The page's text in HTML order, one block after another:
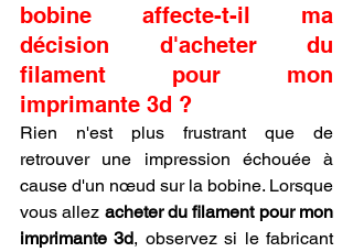
bobine affecte-t-il ma
décision d'acheter du
filament pour mon
imprimante 3d ?
Rien n'est plus frustrant que de
retrouver une impression échouée à
cause d'un nœud sur la bobine. Lorsque
vous allez acheter du filament pour mon
imprimante 3d, observez si le fabricant